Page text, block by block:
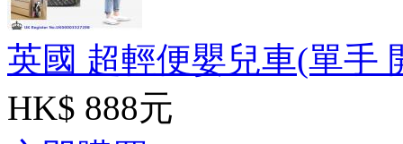
英國 超輕便嬰兒車(單手
HK$ 888元